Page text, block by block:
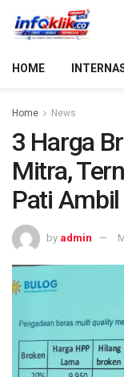
HOME
Home News
3 Harga
Mitra,
Pati
by admin